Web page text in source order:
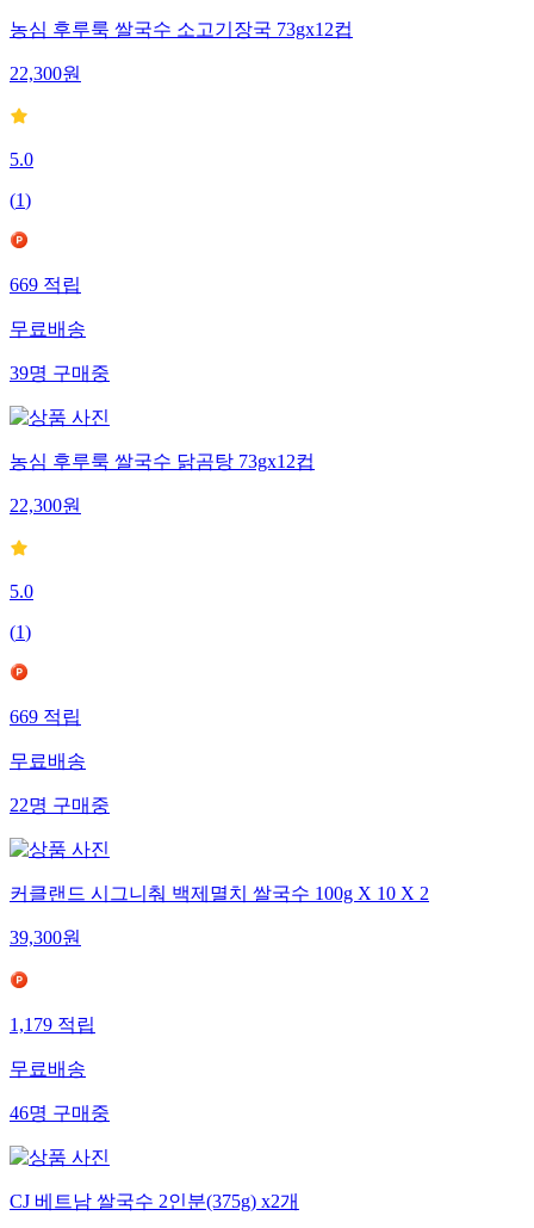
농심 후루룩 쌀국수 소고기장국 73gx12컵
22,300원
5.0
(1)
669 적립
무료배송
39명 구매중
농심 후루룩 쌀국수 닭곰탕 73gx12컵
22,300원
5.0
(1)
669 적립
무료배송
22명 구매중
커클랜드 시그니춰 백제멸치 쌀국수 100g X 10 X 2
39,300원
1,179 적립
무료배송
46명 구매중
CJ 베트남 쌀국수 2인분(375g) x2개